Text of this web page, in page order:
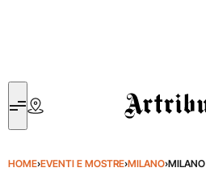
Artribune
HOME›EVENTI E MOSTRE›MILANO›MILANO